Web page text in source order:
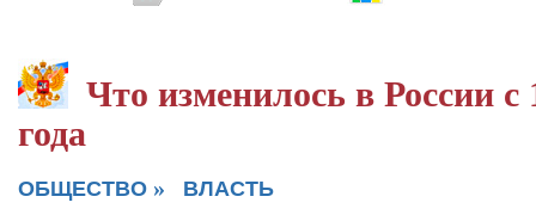
Что изменилось в России с
года
ОБЩЕСТВО » ВЛАСТЬ